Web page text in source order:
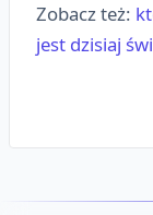
Zobacz też:
jest dzisiaj